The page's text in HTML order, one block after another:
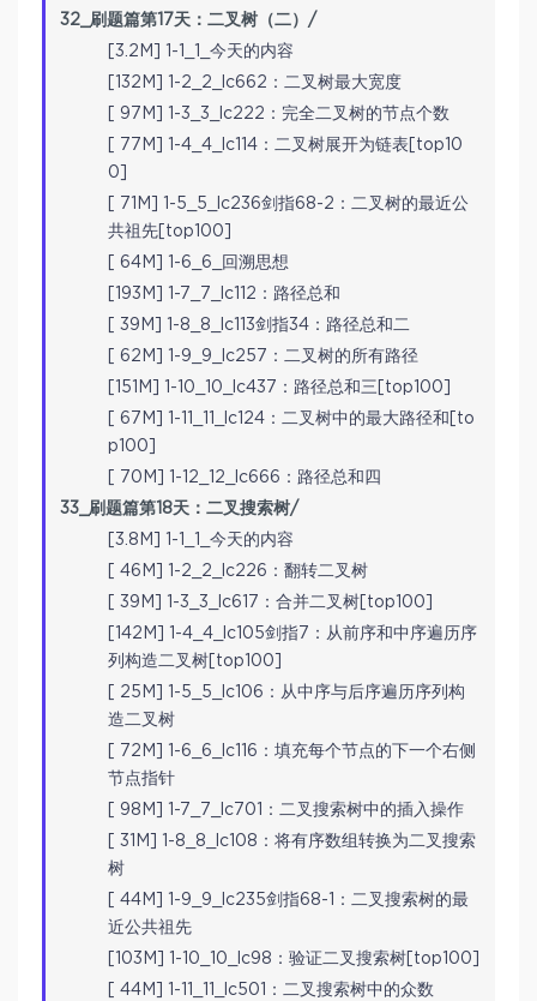
32_刷题篇第17天：二叉树（二）/
[3.2M] 1-1_1_今天的内容
[132M] 1-2_2_lc662：二叉树最大宽度
[ 97M] 1-3_3_lc222：完全二叉树的节点个数
[ 77M] 1-4_4_lc114：二叉树展开为链表[top10
0]
[ 71M] 1-5_5_lc236剑指68-2：二叉树的最近公
共祖先[top100]
[ 64M] 1-6_6_回溯思想
[193M] 1-7_7_lc112：路径总和
[ 39M] 1-8_8_lc113剑指34：路径总和二
[ 62M] 1-9_9_lc257：二叉树的所有路径
[151M] 1-10_10_lc437：路径总和三[top100]
[ 67M] 1-11_11_lc124：二叉树中的最大路径和[to
p100]
[ 70M] 1-12_12_lc666：路径总和四
33_刷题篇第18天：二叉搜索树/
[3.8M] 1-1_1_今天的内容
[ 46M] 1-2_2_lc226：翻转二叉树
[ 39M] 1-3_3_lc617：合并二叉树[top100]
[142M] 1-4_4_lc105剑指7：从前序和中序遍历序
列构造二叉树[top100]
[ 25M] 1-5_5_lc106：从中序与后序遍历序列构
造二叉树
[ 72M] 1-6_6_lc116：填充每个节点的下一个右侧
节点指针
[ 98M] 1-7_7_lc701：二叉搜索树中的插入操作
[ 31M] 1-8_8_lc108：将有序数组转换为二叉搜索
树
[ 44M] 1-9_9_lc235剑指68-1：二叉搜索树的最
近公共祖先
[103M] 1-10_10_lc98：验证二叉搜索树[top100]
[ 44M] 1-11_11_lc501：二叉搜索树中的众数